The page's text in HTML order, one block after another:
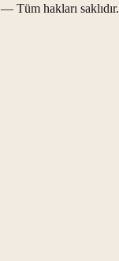
— Tüm hakları saklıdır.